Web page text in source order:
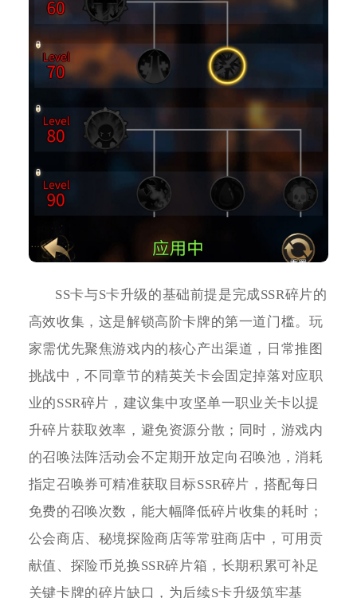
SS卡与S卡升级的基础前提是完成SSR碎片的
高效收集，这是解锁高阶卡牌的第一道门槛。玩
家需优先聚焦游戏内的核心产出渠道，日常推图
挑战中，不同章节的精英关卡会固定掉落对应职
业的SSR碎片，建议集中攻坚单一职业关卡以提
升碎片获取效率，避免资源分散；同时，游戏内
的召唤法阵活动会不定期开放定向召唤池，消耗
指定召唤券可精准获取目标SSR碎片，搭配每日
免费的召唤次数，能大幅降低碎片收集的耗时；
公会商店、秘境探险商店等常驻商店中，可用贡
献值、探险币兑换SSR碎片箱，长期积累可补足
关键卡牌的碎片缺口，为后续S卡升级筑牢基